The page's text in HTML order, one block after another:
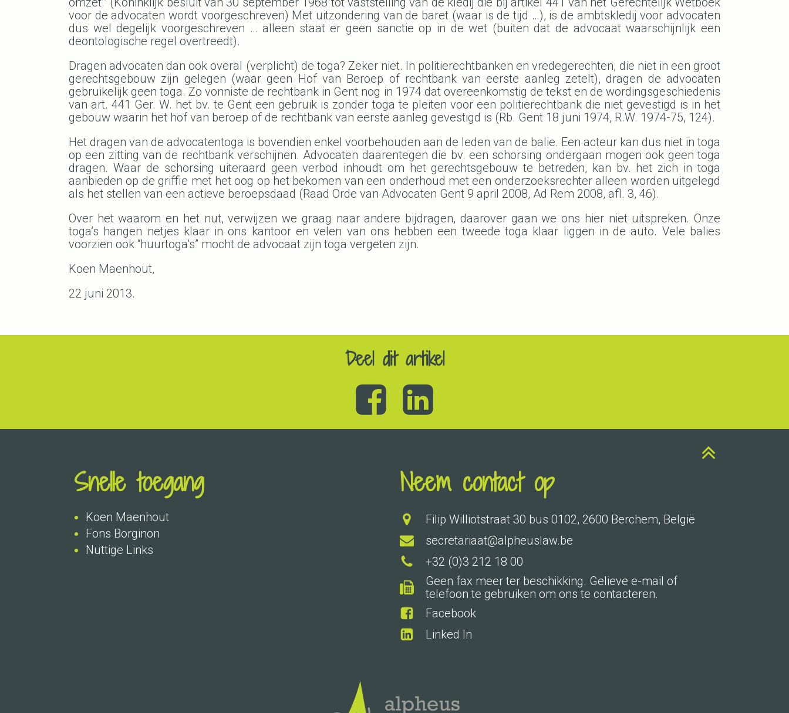
voor de advocaten wordt voorgeschreven) Met uitzondering van de baret (waar is de tijd …), is de ambtskledij voor advocaten
dus wel degelijk voorgeschreven … alleen staat er geen sanctie op in de wet (buiten dat de advocaat waarschijnlijk een
deontologische regel overtreedt).
Dragen advocaten dan ook overal (verplicht) de toga? Zeker niet. In politierechtbanken en vredegerechten, die niet in een groot
gerechtsgebouw zijn gelegen (waar geen Hof van Beroep of rechtbank van eerste aanleg zetelt), dragen de advocaten
gebruikelijk geen toga. Zo vonniste de rechtbank in Gent nog in 1974 dat overeenkomstig de tekst en de wordingsgeschiedenis
van art. 441 Ger. W. het bv. te Gent een gebruik is zonder toga te pleiten voor een politierechtbank die niet gevestigd is in het
gebouw waarin het hof van beroep of de rechtbank van eerste aanleg gevestigd is (Rb. Gent 18 juni 1974, R.W. 1974-75, 124).
Het dragen van de advocatentoga is bovendien enkel voorbehouden aan de leden van de balie. Een acteur kan dus niet in toga
op een zitting van de rechtbank verschijnen. Advocaten daarentegen die bv. een schorsing ondergaan mogen ook geen toga
dragen. Waar de schorsing uiteraard geen verbod inhoudt om het gerechtsgebouw te betreden, kan bv. het zich in toga
aanbieden op de griffie met het oog op het bekomen van een onderhoud met een onderzoeksrechter alleen worden uitgelegd
als het stellen van een actieve beroepsdaad (Raad Orde van Advocaten Gent 9 april 2008, Ad Rem 2008, afl. 3, 46).
Over het waarom en het nut, verwijzen we graag naar andere bijdragen, daarover gaan we ons hier niet uitspreken. Onze
toga’s hangen netjes klaar in ons kantoor en velen van ons hebben een tweede toga klaar liggen in de auto. Vele balies
voorzien ook “huurtoga’s” mocht de advocaat zijn toga vergeten zijn.
Koen Maenhout,
22 juni 2013.
Deel dit artikel
Snelle toegang
Koen Maenhout
Fons Borginon
Nuttige Links
Neem contact op
Filip Williotstraat 30 bus 0102, 2600 Berchem, België
secretariaat@alpheuslaw.be
+32 (0)3 212 18 00
Geen fax meer ter beschikking. Gelieve e-mail of
telefoon te gebruiken om ons te contacteren.
Facebook
Linked In